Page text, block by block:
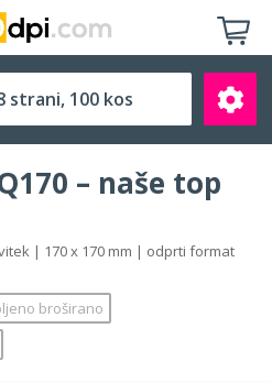
Išči
– naše top
| 170 x 170 mm | odprti format
broširano